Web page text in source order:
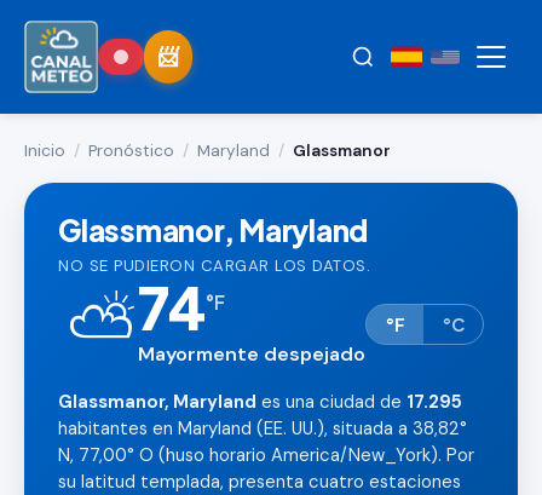
Inicio / Pronóstico / Maryland / Glassmanor
Glassmanor, Maryland
NO SE PUDIERON CARGAR LOS DATOS.
⛅74°F
Mayormente despejado
°F °C
Glassmanor, Maryland es una ciudad de 17.295
habitantes en Maryland (EE. UU.), situada a 38,82°
N, 77,00° O (huso horario America/New_York). Por
su latitud templada, presenta cuatro estaciones